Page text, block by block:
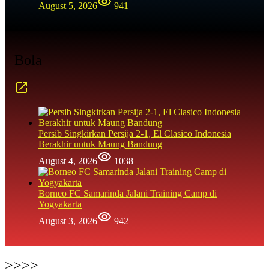
August 5, 2026
941
Bola
Persib Singkirkan Persija 2-1, El Clasico Indonesia
Berakhir untuk Maung Bandung
August 4, 2026
1038
Borneo FC Samarinda Jalani Training Camp di
Yogyakarta
August 3, 2026
942
>>>>